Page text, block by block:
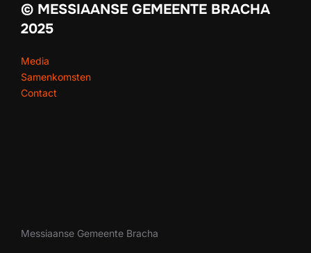
© MESSIAANSE GEMEENTE BRACHA
2025
Media
Samenkomsten
Contact
Messiaanse Gemeente Bracha